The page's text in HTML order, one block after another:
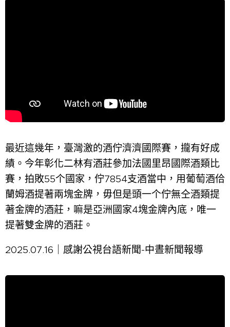
最近這幾年，臺灣激的酒佇濟濟國際賽，攏有好成
績。今年彰化二林有酒莊參加法國里昂國際酒類比
賽，拍敗55个國家，佇7854支酒當中，用葡萄酒佮
蘭姆酒提著兩塊金牌，毋但是頭一个佇無仝酒類提
著金牌的酒莊，嘛是亞洲國家4塊金牌內底，唯一
提著雙金牌的酒莊。
2025.07.16｜感謝公視台語新聞-中晝新聞報導